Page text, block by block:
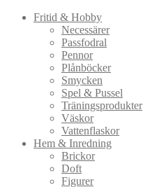
Fritid & Hobby
Necessärer
Passfodral
Pennor
Plånböcker
Smycken
Spel & Pussel
Träningsprodukter
Väskor
Vattenflaskor
Hem & Inredning
Brickor
Doft
Figurer